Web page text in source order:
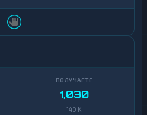
1,030
140 K